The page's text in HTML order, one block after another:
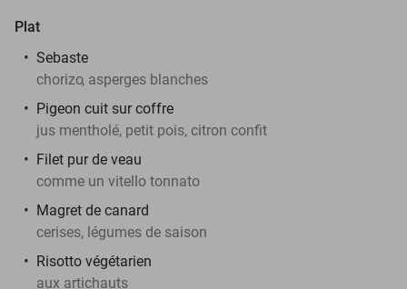
Plat
Sebaste
chorizo, asperges blanches
Pigeon cuit sur coffre
jus mentholé, petit pois, citron confit
Filet pur de veau
comme un vitello tonnato
Magret de canard
cerises, légumes de saison
Risotto végétarien
aux artichauts